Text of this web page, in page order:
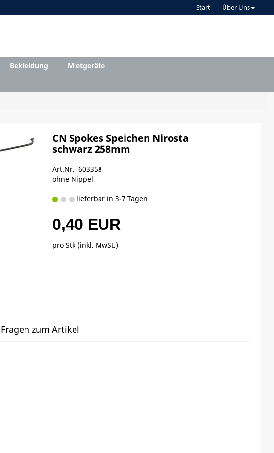
Start Über Uns
Bekleidung
Mietgeräte
CN Spokes Speichen Nirosta
schwarz 258mm
Art.Nr. 603358
ohne Nippel
lieferbar in 3-7 Tagen
0,40 EUR
pro Stk (inkl. MwSt.)
Fragen zum Artikel